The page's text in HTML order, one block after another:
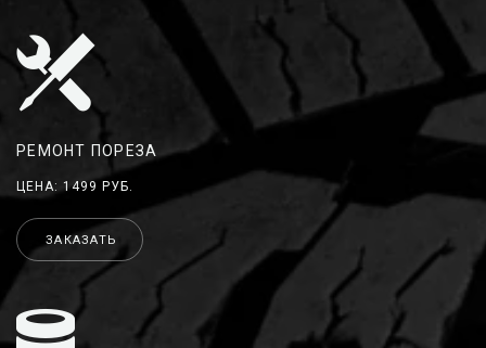
РЕМОНТ ПОРЕЗА
ЦЕНА: 1499 РУБ.
ЗАКАЗАТЬ